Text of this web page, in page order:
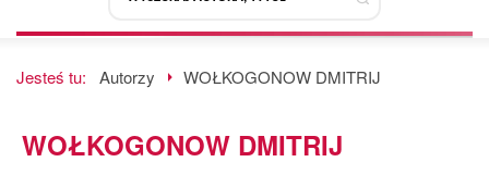
Jesteś tu: Autorzy WOŁKOGONOW DMITRIJ
WOŁKOGONOW DMITRIJ